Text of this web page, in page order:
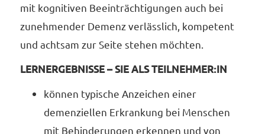
mit kognitiven Beeinträchtigungen auch bei
zunehmender Demenz verlässlich, kompetent
und achtsam zur Seite stehen möchten.
LERNERGEBNISSE – SIE ALS TEILNEHMER:IN
können typische Anzeichen einer
demenziellen Erkrankung bei Menschen
mit Behinderungen erkennen und von